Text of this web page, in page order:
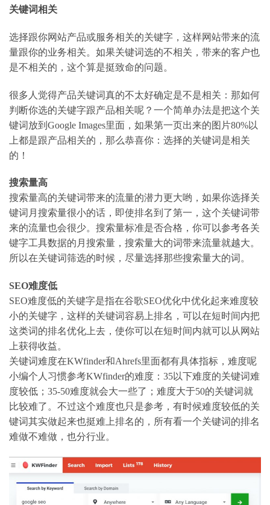
关键词相关
选择跟你网站产品或服务相关的关键字，这样网站带来的流
量跟你的业务相关。如果关键词选的不相关，带来的客户也
是不相关的，这个算是挺致命的问题。
很多人觉得产品关键词真的不太好确定是不是相关：那如何
判断你选的关键字跟产品相关呢？一个简单办法是把这个关
键词放到Google Images里面，如果第一页出来的图片80%以
上都是跟产品相关的，那么恭喜你：选择的关键词是相关
的！
搜索量高
搜索量高的关键词带来的流量的潜力更大哟，如果你选择关
键词月搜索量很小的话，即使排名到了第一，这个关键词带
来的流量也会很少。搜索量标准是否合格，你可以参考各关
键字工具数据的月搜索量，搜索量大的词带来流量就越大。
所以在关键词筛选的时候，尽量选择那些搜索量大的词。
SEO难度低
SEO难度低的关键字是指在谷歌SEO优化中优化起来难度较
小的关键字，这样的关键词容易上排名，可以在短时间内把
这类词的排名优化上去，使你可以在短时间内就可以从网站
上获得收益。
关键词难度在KWfinder和Ahrefs里面都有具体指标，难度呢
小编个人习惯参考KWfinder的难度：35以下难度的关键词难
度较低；35-50难度就会大一些了；难度大于50的关键词就
比较难了。不过这个难度也只是参考，有时候难度较低的关
键词其实做起来也挺难上排名的，所有看一个关键词的排名
难做不难做，也分行业。